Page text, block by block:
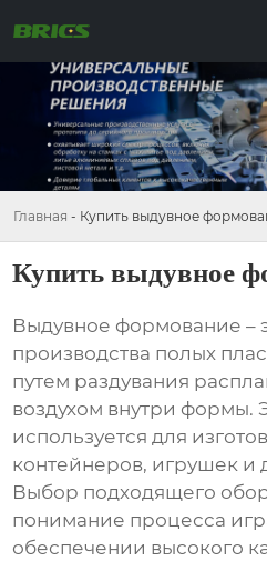
Главная - Купить выдувное
Купить выдувное
Выдувное формование –
производства полых
путем раздувания
воздухом внутри формы.
используется для
контейнеров, игрушек и
Выбор подходящего
понимание процесса
обеспечении высокого